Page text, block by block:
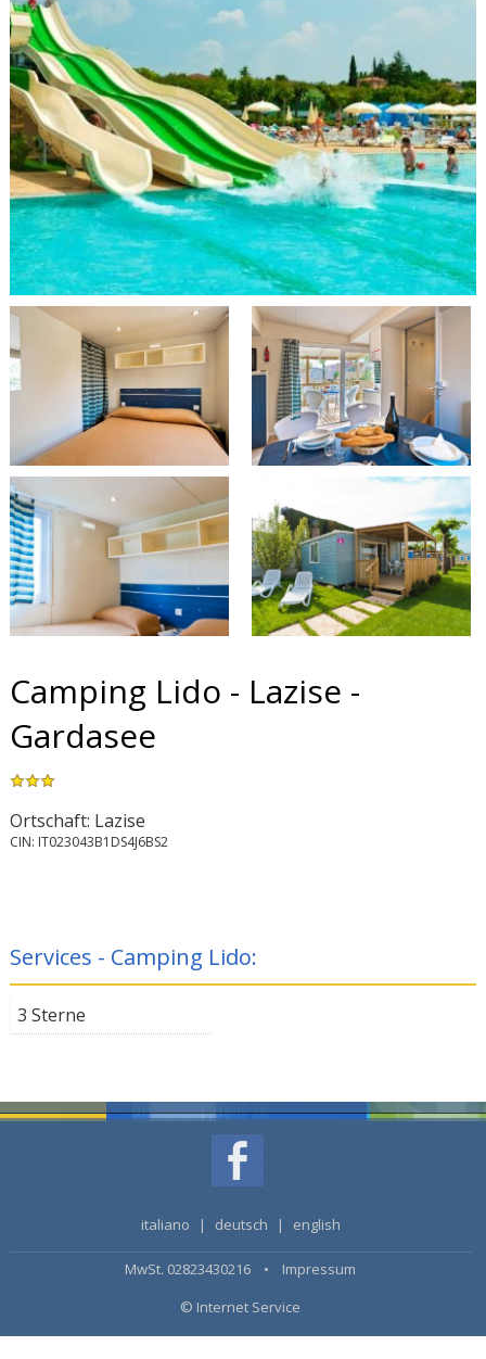
Camping Lido - Lazise -
Gardasee
Ortschaft: Lazise
CIN: IT023043B1DS4J6BS2
Services - Camping Lido:
3 Sterne
italiano | deutsch | english
MwSt. 02823430216 • Impressum
© Internet Service